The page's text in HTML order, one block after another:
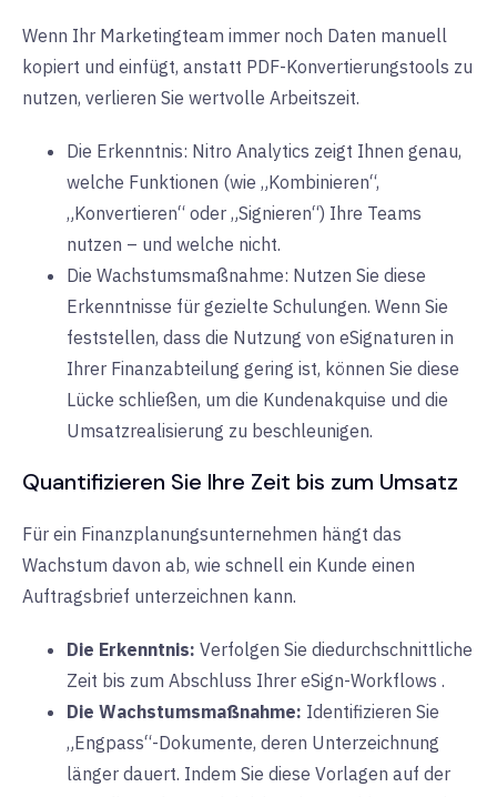
Wenn Ihr Marketingteam immer noch Daten manuell
kopiert und einfügt, anstatt PDF-Konvertierungstools zu
nutzen, verlieren Sie wertvolle Arbeitszeit.
Die Erkenntnis: Nitro Analytics zeigt Ihnen genau,
welche Funktionen (wie „Kombinieren“,
„Konvertieren“ oder „Signieren“) Ihre Teams
nutzen – und welche nicht.
Die Wachstumsmaßnahme: Nutzen Sie diese
Erkenntnisse für gezielte Schulungen. Wenn Sie
feststellen, dass die Nutzung von eSignaturen in
Ihrer Finanzabteilung gering ist, können Sie diese
Lücke schließen, um die Kundenakquise und die
Umsatzrealisierung zu beschleunigen.
Quantifizieren Sie Ihre Zeit bis zum Umsatz
Für ein Finanzplanungsunternehmen hängt das
Wachstum davon ab, wie schnell ein Kunde einen
Auftragsbrief unterzeichnen kann.
Die Erkenntnis: Verfolgen Sie diedurchschnittliche
Zeit bis zum Abschluss Ihrer eSign-Workflows .
Die Wachstumsmaßnahme: Identifizieren Sie
„Engpass“-Dokumente, deren Unterzeichnung
länger dauert. Indem Sie diese Vorlagen auf der